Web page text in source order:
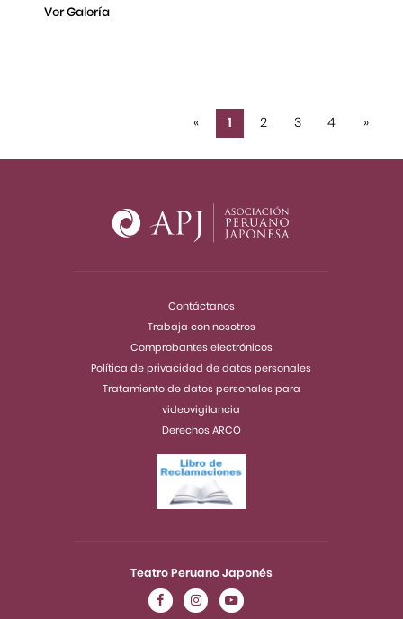
Ver Galería
« 1 2 3 4 »
Teatro Peruano Japonés
Contáctanos
Trabaja con nosotros
Comprobantes electrónicos
Política de privacidad de datos personales
Tratamiento de datos personales para
videovigilancia
Derechos ARCO